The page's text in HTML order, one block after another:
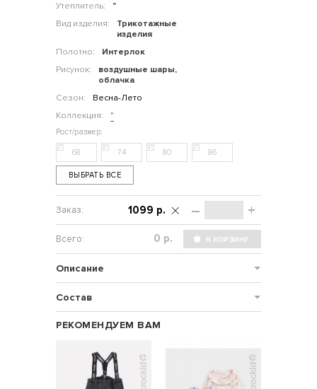
Утеплитель:
"
Вид изделия:
Трикотажные
изделия
Полотно:
Интерлок
Рисунок:
воздушные шары,
облачка
Сезон:
Весна-Лето
Коллекция:
"
68 74 80 86
ВЫБРАТЬ ВСЕ
– +
1099 р.
р.
Описание
Состав
РЕКОМЕНДУЕМ ВАМ